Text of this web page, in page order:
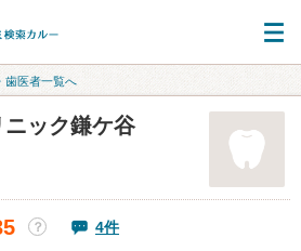
歯医者一覧へ
ック鎌ケ谷
？ 4件